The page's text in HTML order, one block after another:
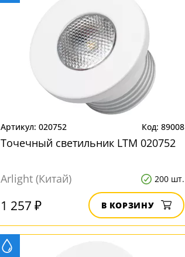
020752 89008
Точечный светильник LTM 020752
Arlight (Китай) 200 шт.
1 257 ₽ В КОРЗИНУ